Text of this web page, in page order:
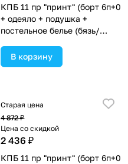
КПБ 11 пр "принт" (борт 6п+0
+ одеяло + подушка +
постельное белье (бязь/
цвета в ассортименте.
В корзину
Старая цена
4 872 ₽
Цена со скидкой
2 436 ₽
КПБ 11 пр "принт" (борт 6п+0